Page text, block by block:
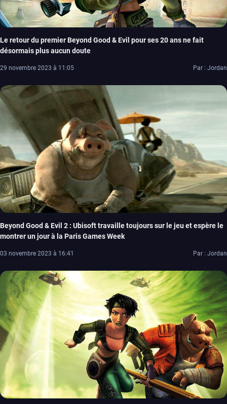
Le retour du premier Beyond Good & Evil pour ses 20 ans ne fait
désormais plus aucun doute
29 novembre 2023 à 11:05 Par : Jordan
Beyond Good & Evil 2 : Ubisoft travaille toujours sur le jeu et espère le
montrer un jour à la Paris Games Week
03 novembre 2023 à 16:41 Par : Jordan